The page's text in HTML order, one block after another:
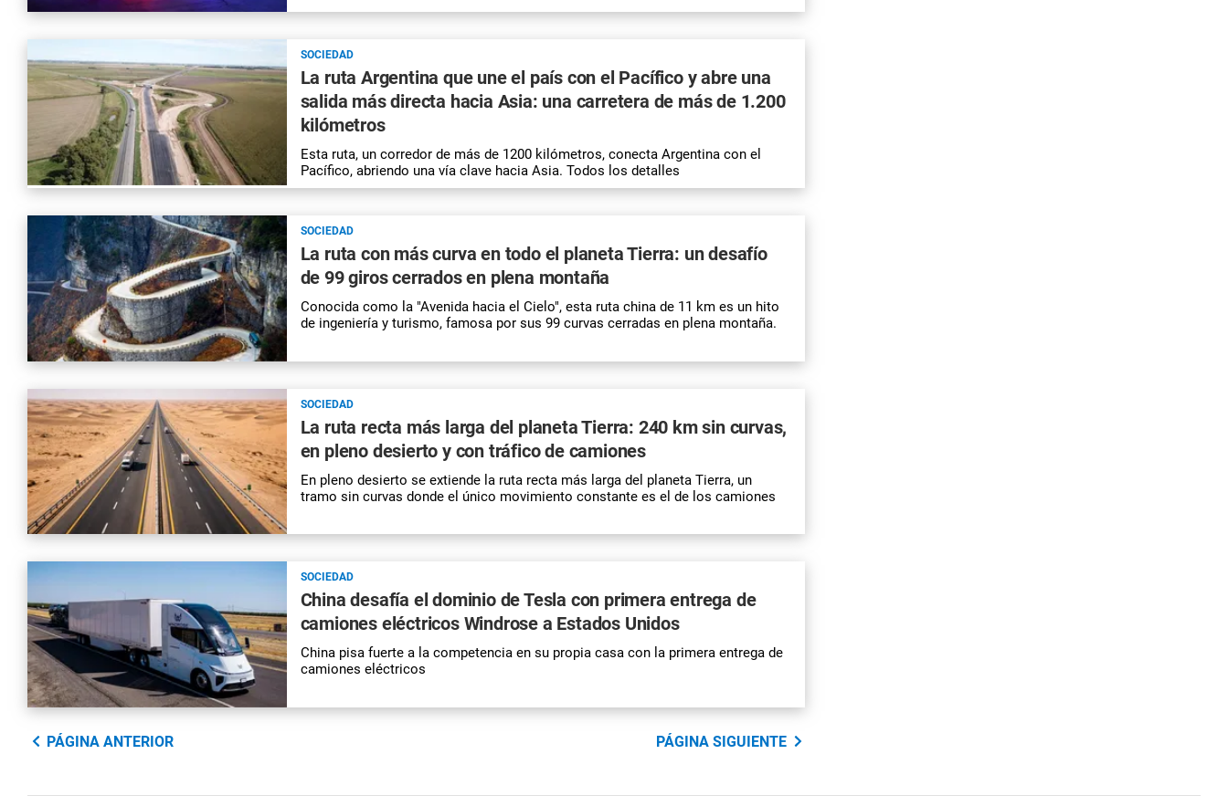
SOCIEDAD
La ruta Argentina que une el país con el Pacífico y abre una
salida más directa hacia Asia: una carretera de más de 1.200
kilómetros
Esta ruta, un corredor de más de 1200 kilómetros, conecta Argentina con el
Pacífico, abriendo una vía clave hacia Asia. Todos los detalles
SOCIEDAD
La ruta con más curva en todo el planeta Tierra: un desafío
de 99 giros cerrados en plena montaña
Conocida como la "Avenida hacia el Cielo", esta ruta china de 11 km es un hito
de ingeniería y turismo, famosa por sus 99 curvas cerradas en plena montaña.
SOCIEDAD
La ruta recta más larga del planeta Tierra: 240 km sin curvas,
en pleno desierto y con tráfico de camiones
En pleno desierto se extiende la ruta recta más larga del planeta Tierra, un
tramo sin curvas donde el único movimiento constante es el de los camiones
SOCIEDAD
China desafía el dominio de Tesla con primera entrega de
camiones eléctricos Windrose a Estados Unidos
China pisa fuerte a la competencia en su propia casa con la primera entrega de
camiones eléctricos
PÁGINA ANTERIOR PÁGINA SIGUIENTE